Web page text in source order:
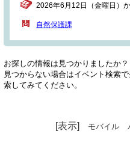
2026年6月12日（金曜日）
自然保護課
お探しの情報は見つかりましたか？
見つからない場合はイベント検索
索してみてください。
[表示] モバイル